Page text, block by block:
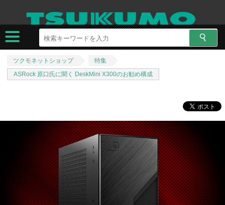
ツクモネットショップ
特集
ASRock 原口氏に聞く DeskMini X300のお勧め構成